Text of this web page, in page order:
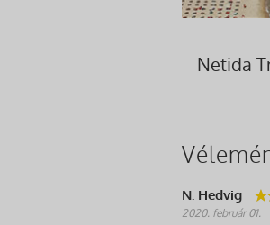
Netida
N. Hedvig
2020. február 01.